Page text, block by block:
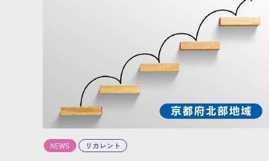
NEWS リカレント